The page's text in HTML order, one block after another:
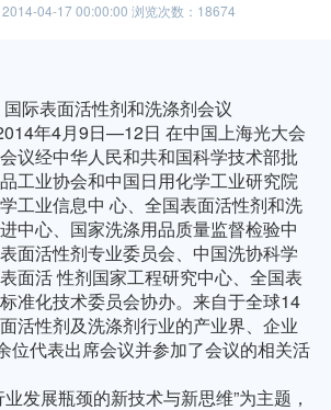
04-17 00:00:00 浏览次数：18674
际表面活性剂和洗涤剂会议
年4月9日—12日 在中国上海光大会
议经中华人民和共和国科学技术部批
工业协会和中国日用化学工业研究院
工业信息中 心、全国表面活性剂和洗
中心、国家洗涤用品质量监督检验中
面活性剂专业委员会、中国洗协科学
面活 性剂国家工程研究中心、全国表
准化技术委员会协办。来自于全球14
活性剂及洗涤剂行业的产业界、企业
位代表出席会议并参加了会议的相关活
发展瓶颈的新技术与新思维”为主题，